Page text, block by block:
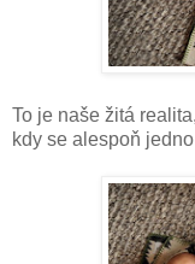
To je naše žitá realita,
kdy se alespoň